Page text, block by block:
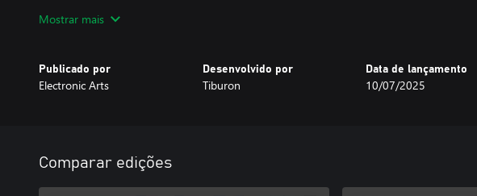
MAIS DE 300 COACHES DO MUNDO REAL
DESGASTE E MAIS DESGASTE
VANTAGEM DO TIME DA CASA
Clássicos, jogos de playoff e outras partidas importantes agora têm mais influência de
Pulse e Confidence & Composure.
Mostrar mais
Publicado por
Electronic Arts
Desenvolvido por
Tiburon
Data de lançamento
10/07/2025
Comparar edições